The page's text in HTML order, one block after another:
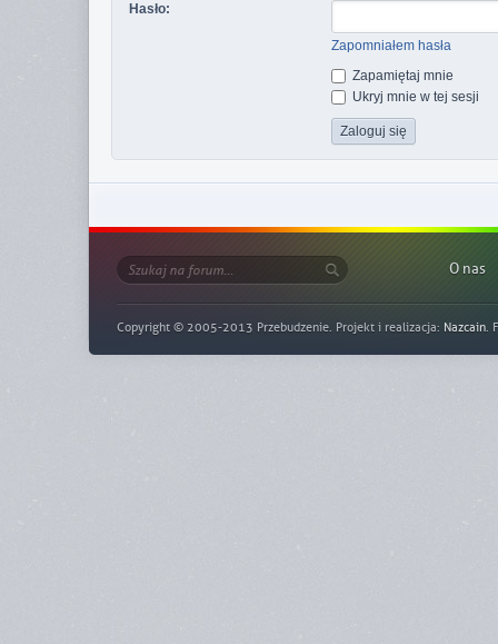
Hasło:
Zapomniałem hasła
Zapamiętaj mnie
Ukryj mnie w tej sesji
O nas
Copyright © 2005-2013 Przebudzenie. Projekt i realizacja: Nazcain.